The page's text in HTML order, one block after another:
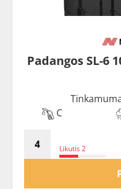
Padangos SL-6
C
Likutis 2